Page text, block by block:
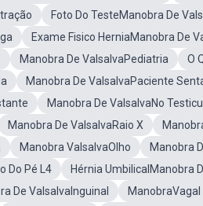
Foto Do TesteManobra De
Exame Fisico HerniaManobra De
Manobra De ValsalvaPediatria O
Manobra De ValsalvaPaciente
Manobra De ValsalvaNo
Manobra De ValsalvaRaio X
Manobra ValsalvaOlho Manobra
Do Pé L4
Hérnia UmbilicalManobra
De ValsalvaInguinal